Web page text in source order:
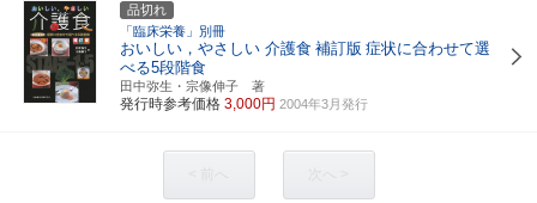
品切れ
「臨床栄養」別冊
おいしい，やさしい 介護食 補訂版 症状に合わせて選
べる5段階食
田中弥生・宗像伸子 著
発行時参考価格 3,000円 2004年3月発行